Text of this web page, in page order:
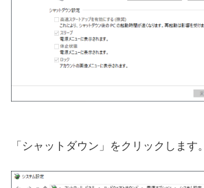
「シャットダウン」をクリックします。